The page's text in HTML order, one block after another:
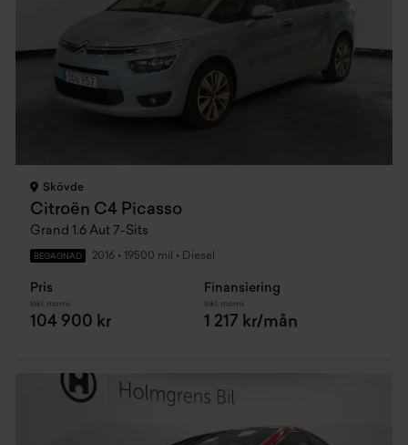
Skövde
Citroën C4 Picasso
Grand 1.6 Aut 7-Sits
BEGAGNAD 2016 • 19500 mil • Diesel
Pris
Inkl. moms
104 900 kr
Finansiering
Inkl. moms
1 217 kr/mån